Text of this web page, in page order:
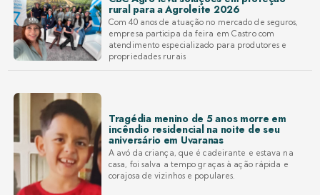
rural para a Agroleite 2026
Com 40 anos de atuação no mercado de seguros,
empresa participa da feira em Castro com
atendimento especializado para produtores e
propriedades rurais
Tragédia menino de 5 anos morre em
incêndio residencial na noite de seu
aniversário em Uvaranas
A avó da criança, que é cadeirante e estava na
casa, foi salva a tempo graças à ação rápida e
corajosa de vizinhos e populares.